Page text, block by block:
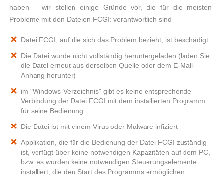
haben – wir stellen einige Gründe vor, die für die meisten
Probleme mit den Dateien FCGI: verantwortlich sind
Datei FCGI, auf die sich das Problem bezieht, ist beschädigt
Die Datei wurde nicht vollständig heruntergeladen (laden Sie
die Datei erneut aus derselben Quelle oder dem E-Mail-
Anhang herunter)
im "Windows-Verzeichnis" gibt es keine entsprechende
Verbindung der Datei FCGI mit dem installierten Programm
für seine Bedienung
Die Datei ist mit einem Virus oder Malware infiziert
Applikation, die für die Bedienung der Datei FCGI zuständig
ist, verfügt über keine notwendigen Kapazitäten auf dem PC,
bzw. es wurden keine notwendigen Steuerungselemente
installiert, die den Start des Programms ermöglichen